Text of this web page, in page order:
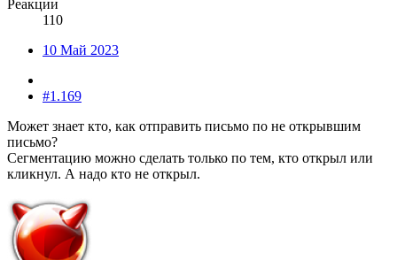
Реакции
110
10 Май 2023
#1.169
Может знает кто, как отправить письмо по не открывшим
письмо?
Сегментацию можно сделать только по тем, кто открыл или
кликнул. А надо кто не открыл.